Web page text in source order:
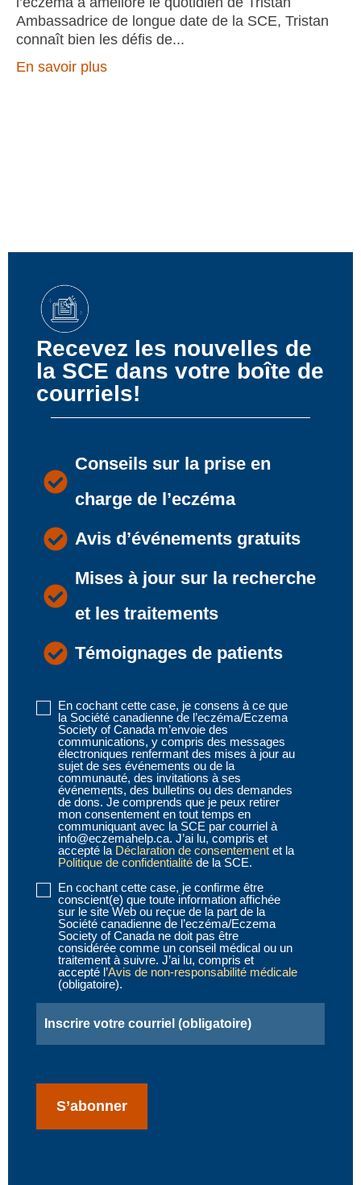
Ambassadrice de longue date de la SCE, Tristan
connaît bien les défis de
En savoir plus
Recevez les nouvelles de
la SCE dans votre boîte de
courriels!
Conseils sur la prise en
charge de l’eczéma
Avis d’événements gratuits
Mises à jour sur la recherche
et les traitements
Témoignages de patients
Disclaimer
(obligatoire)
En cochant cette case, je consens à ce que
la Société canadienne de l’eczéma/Eczema
Society of Canada m’envoie des
communications, y compris des messages
électroniques renfermant des mises à jour au
sujet de ses événements ou de la
communauté, des invitations à ses
événements, des bulletins ou des demandes
de dons. Je comprends que je peux retirer
mon consentement en tout temps en
communiquant avec la SCE par courriel à
info@eczemahelp.ca. J’ai lu, compris et
accepté la Déclaration de consentement et la
Politique de confidentialité de la SCE.
Disclaimer
(obligatoire)
En cochant cette case, je confirme être
conscient(e) que toute information affichée
sur le site Web ou reçue de la part de la
Société canadienne de l’eczéma/Eczema
Society of Canada ne doit pas être
considérée comme un conseil médical ou un
traitement à suivre. J’ai lu, compris et
accepté l’Avis de non-responsabilité médicale
(obligatoire).
S’abonner